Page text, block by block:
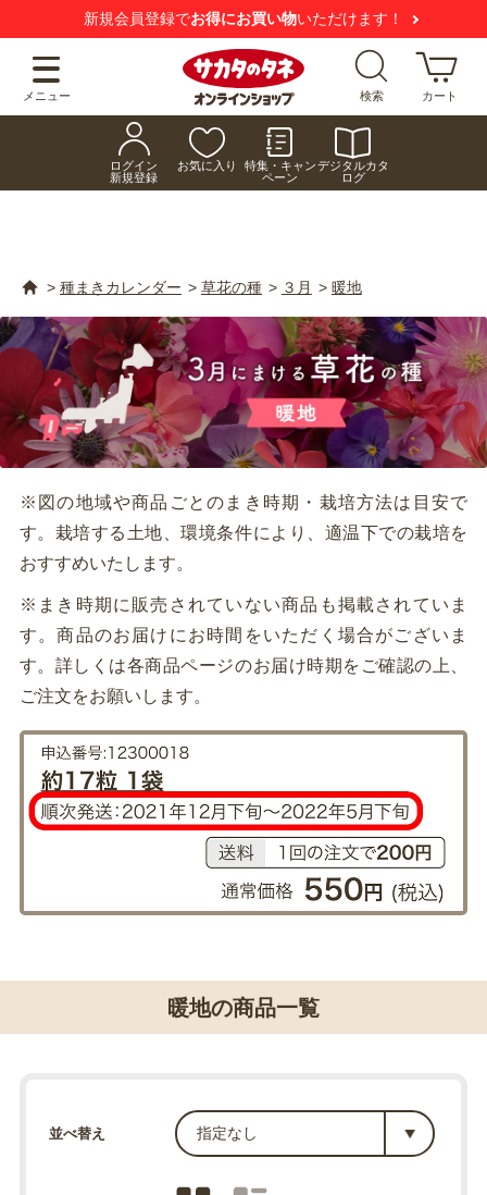
【注意喚起】悪質な偽サイトにご注意ください
メニュー 検索 カート
ログイン
新規登録
お気に入り
特集・キャン
ペーン
デジタルカタ
ログ
> 種まきカレンダー > 草花の種 > ３月 > 暖地
※図の地域や商品ごとのまき時期・栽培方法は目安で
す。栽培する土地、環境条件により、適温下での栽培を
おすすめいたします。
※まき時期に販売されていない商品も掲載されていま
す。商品のお届けにお時間をいただく場合がございま
す。詳しくは各商品ページのお届け時期をご確認の上、
ご注文をお願いします。
暖地の商品一覧
並べ替え